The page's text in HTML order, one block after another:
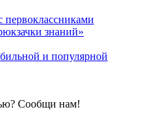
первоклассниками
знаний»
и популярной
Сообщи нам!